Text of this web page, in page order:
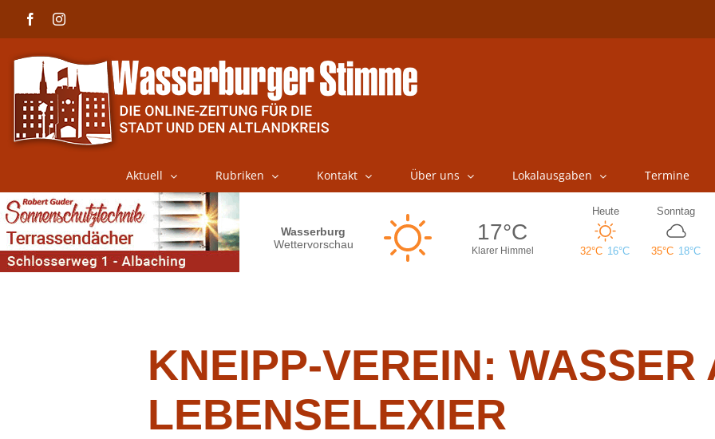
FacebookInstagram
Aktuell Rubriken Kontakt Über uns Lokalausgaben Termine
KNEIPP-VEREIN: WASSER
LEBENSELEXIER